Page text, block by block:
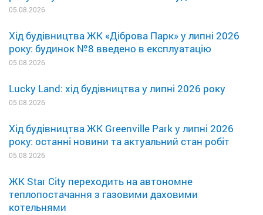
05.08.2026
Хід будівництва ЖК «Діброва Парк» у липні 2026
року: будинок №8 введено в експлуатацію
05.08.2026
Lucky Land: хід будівництва у липні 2026 року
05.08.2026
Хід будівництва ЖК Greenville Park у липні 2026
року: останні новини та актуальний стан робіт
05.08.2026
ЖК Star City переходить на автономне
теплопостачання з газовими даховими
котельнями